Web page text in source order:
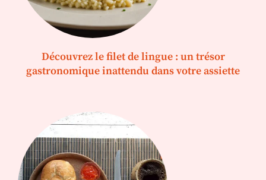
Découvrez le filet de lingue : un trésor
gastronomique inattendu dans votre assiette